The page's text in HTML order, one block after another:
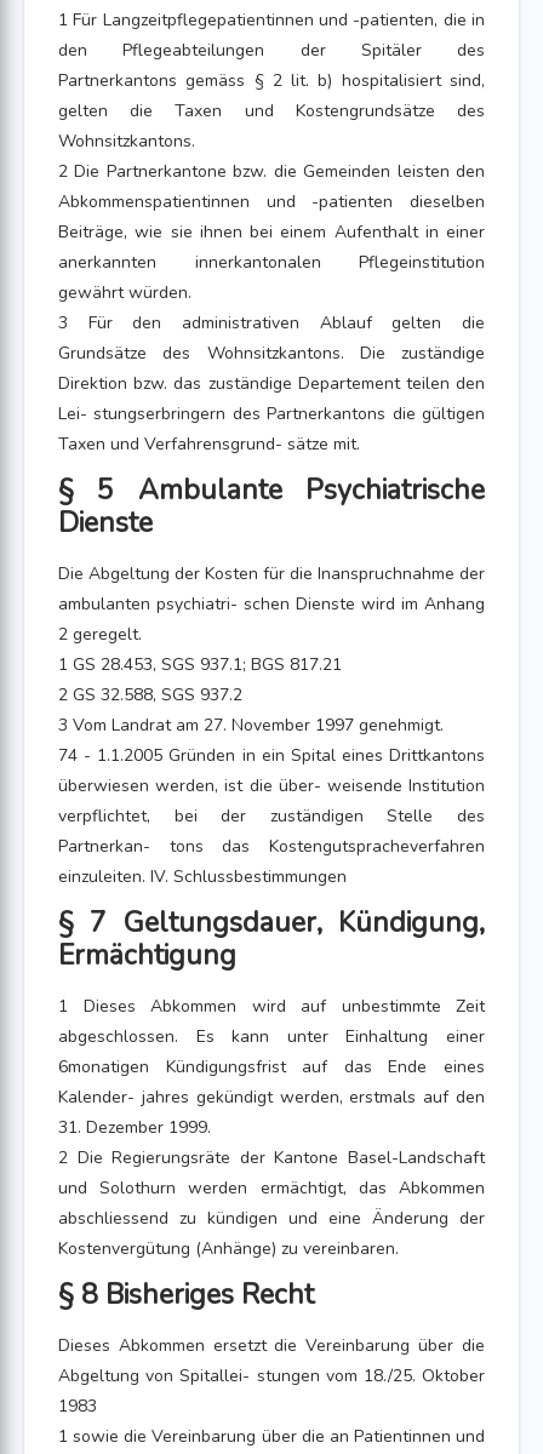
1 Für Langzeitpflegepatientinnen und -patienten, die in
den Pflegeabteilungen der Spitäler des
Partnerkantons gemäss § 2 lit. b) hospitalisiert sind,
gelten die Taxen und Kostengrundsätze des
Wohnsitzkantons.
2 Die Partnerkantone bzw. die Gemeinden leisten den
Abkommenspatientinnen und -patienten dieselben
Beiträge, wie sie ihnen bei einem Aufenthalt in einer
anerkannten innerkantonalen Pflegeinstitution
gewährt würden.
3 Für den administrativen Ablauf gelten die
Grundsätze des Wohnsitzkantons. Die zuständige
Direktion bzw. das zuständige Departement teilen den
Lei- stungserbringern des Partnerkantons die gültigen
Taxen und Verfahrensgrund- sätze mit.
§ 5 Ambulante Psychiatrische
Dienste
Die Abgeltung der Kosten für die Inanspruchnahme der
ambulanten psychiatri- schen Dienste wird im Anhang
2 geregelt.
1 GS 28.453, SGS 937.1; BGS 817.21
2 GS 32.588, SGS 937.2
3 Vom Landrat am 27. November 1997 genehmigt.
74 - 1.1.2005 Gründen in ein Spital eines Drittkantons
überwiesen werden, ist die über- weisende Institution
verpflichtet, bei der zuständigen Stelle des
Partnerkan- tons das Kostengutspracheverfahren
einzuleiten. IV. Schlussbestimmungen
§ 7 Geltungsdauer, Kündigung,
Ermächtigung
1 Dieses Abkommen wird auf unbestimmte Zeit
abgeschlossen. Es kann unter Einhaltung einer
6monatigen Kündigungsfrist auf das Ende eines
Kalender- jahres gekündigt werden, erstmals auf den
31. Dezember 1999.
2 Die Regierungsräte der Kantone Basel-Landschaft
und Solothurn werden ermächtigt, das Abkommen
abschliessend zu kündigen und eine Änderung der
Kostenvergütung (Anhänge) zu vereinbaren.
§ 8 Bisheriges Recht
Dieses Abkommen ersetzt die Vereinbarung über die
Abgeltung von Spitallei- stungen vom 18./25. Oktober
1983
1 sowie die Vereinbarung über die an Patientinnen und